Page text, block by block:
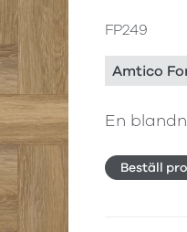
FP249
Amtico
En
Beställ